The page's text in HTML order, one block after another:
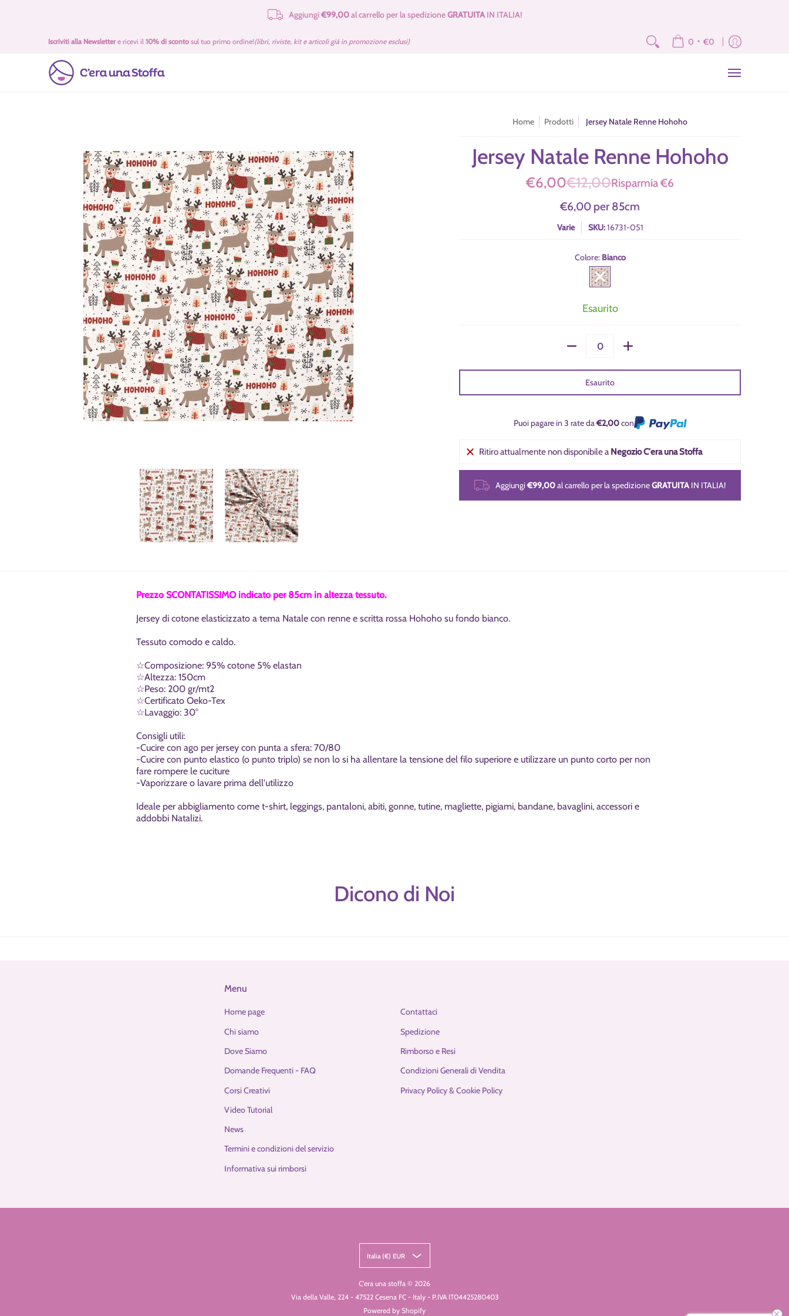
Aggiungi€99,00al carrello per la spedizioneGRATUITAIN ITALIA!
Idee Regalo 🎁 Tessuti Brand Corsi News
Iscriviti alla Newslettere ricevi il 10% di sconto sul tuo primo ordine!(libri, riviste, kit e articoli già in promozione esclusi) 0 • €0
Jersey Natale Renne Hohoho miniature media Jersey Natale Renne Hohoho numero media 0 miniatura
Jersey Natale Renne Hohoho numero media 1 miniatura
Home Prodotti Jersey Natale Renne Hohoho
Jersey Natale Renne Hohoho
€6,00€12,00Risparmia€6
€6,00 per 85cm
Varie SKU:16731-051
Colore: Bianco
Bianco
Esaurito
Esaurito
Puoi pagare in 3 rate da€2,00con
Ritiro attualmente non disponibile a Negozio C'era una Stoffa
Aggiungi€99,00al carrello per la spedizioneGRATUITA IN ITALIA!
Prezzo SCONTATISSIMO indicato per 85cm in altezza tessuto.
Jersey di cotone elasticizzato a tema Natale con renne e scritta rossa Hohoho su fondo bianco.
Tessuto comodo e caldo.
☆Composizione: 95% cotone 5% elastan
☆Altezza: 150cm
☆Peso: 200 gr/mt2
☆Certificato Oeko-Tex
☆Lavaggio: 30°
Consigli utili:
-Cucire con ago per jersey con punta a sfera: 70/80
-Cucire con punto elastico (o punto triplo) se non lo si ha allentare la tensione del filo superiore e utilizzare un punto corto per non
fare rompere le cuciture
-Vaporizzare o lavare prima dell'utilizzo
Ideale per abbigliamento come t-shirt, leggings, pantaloni, abiti, gonne, tutine, magliette, pigiami, bandane, bavaglini, accessori e
addobbi Natalizi.
Dicono di Noi
Menu
Home page
Chi siamo
Dove Siamo
Domande Frequenti - FAQ
Corsi Creativi
Video Tutorial
News
Termini e condizioni del servizio
Informativa sui rimborsi
Contattaci
Spedizione
Rimborso e Resi
Condizioni Generali di Vendita
Privacy Policy & Cookie Policy
Italia (€) EUR
C'era una stoffa © 2026
Via della Valle, 224 - 47522 Cesena FC - Italy - P.IVA IT04425280403
Powered by Shopify